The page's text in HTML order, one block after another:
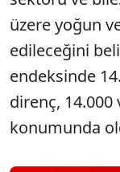
üzere yoğun
edileceğini
endeksinde
direnç, 14.000
konumunda